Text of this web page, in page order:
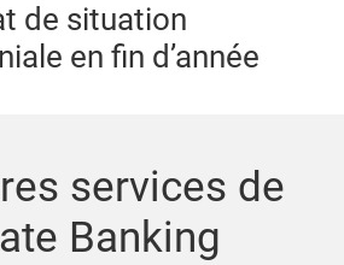
de situation
en fin d’année
services de
Banking